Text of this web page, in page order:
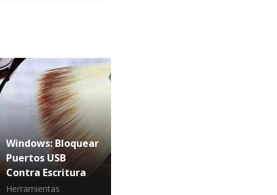
Windows: Bloquear
Puertos USB
Contra Escritura
Herramientas